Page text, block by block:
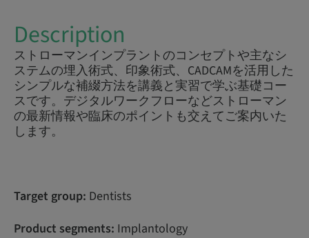
Description
ストローマンインプラントのコンセプトや主なシ
ステムの埋入術式、印象術式、CADCAMを活用した
シンプルな補綴方法を講義と実習で学ぶ基礎コー
スです。デジタルワークフローなどストローマン
の最新情報や臨床のポイントも交えてご案内いた
します。
Target group: Dentists
Product segments: Implantology